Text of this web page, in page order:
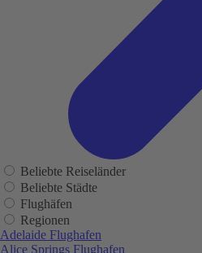
Beliebte Reiseländer
Beliebte Städte
Flughäfen
Regionen
Adelaide Flughafen
Alice Springs Flughafen